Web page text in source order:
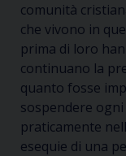
comunità
che vivono in
prima di loro
continuano la
quanto fosse
sospendere
praticamente
esequie di una